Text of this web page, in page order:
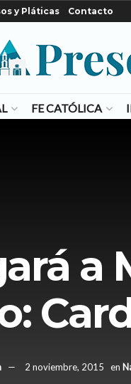
y Pláticas Contacto
FE CATÓLICA
a
2 noviembre, 2015 en